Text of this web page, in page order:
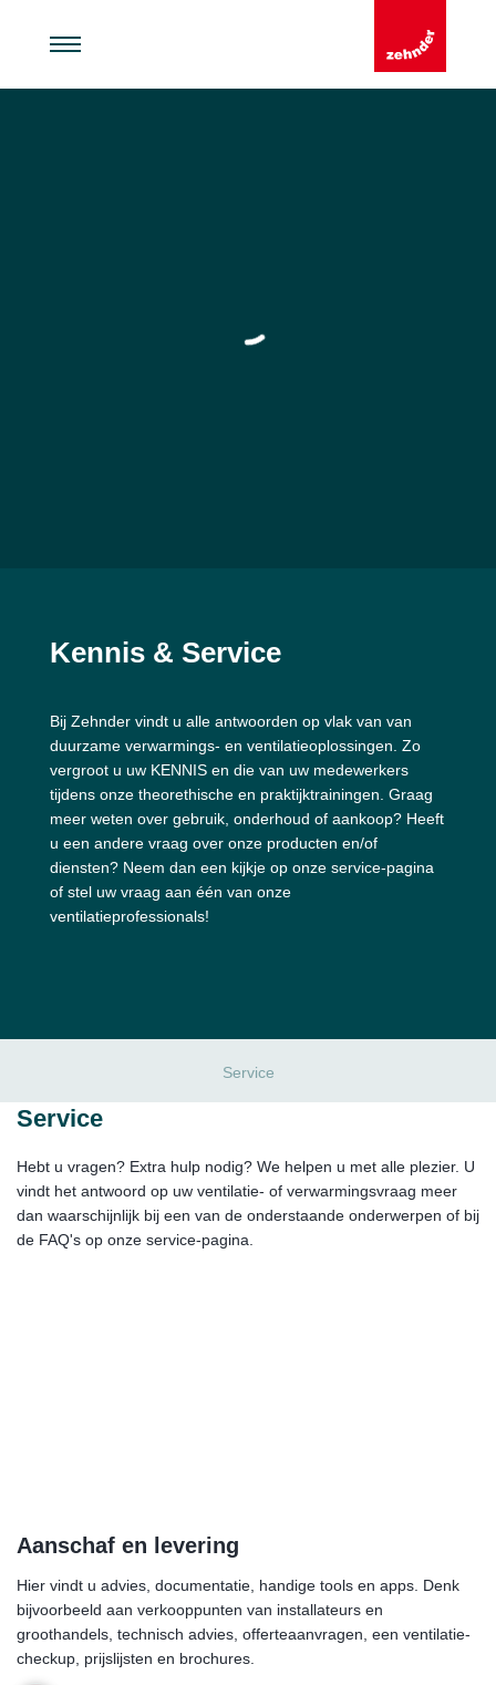
Kennis & Service
Bij Zehnder vindt u alle antwoorden op vlak van van
duurzame verwarmings- en ventilatieoplossingen. Zo
vergroot u uw KENNIS en die van uw medewerkers
tijdens onze theorethische en praktijktrainingen. Graag
meer weten over gebruik, onderhoud of aankoop? Heeft
u een andere vraag over onze producten en/of
diensten? Neem dan een kijkje op onze service-pagina
of stel uw vraag aan één van onze
ventilatieprofessionals!
Service
Service
Hebt u vragen? Extra hulp nodig? We helpen u met alle plezier. U
vindt het antwoord op uw ventilatie- of verwarmingsvraag meer
dan waarschijnlijk bij een van de onderstaande onderwerpen of bij
de FAQ's op onze service-pagina.
Aanschaf en levering
Hier vindt u advies, documentatie, handige tools en apps. Denk
bijvoorbeeld aan verkooppunten van installateurs en
groothandels, technisch advies, offerteaanvragen, een ventilatie-
checkup, prijslijsten en brochures.